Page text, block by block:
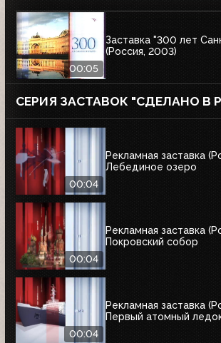
00:05
Заставка "300 лет
(Россия, 2003)
СЕРИЯ ЗАСТАВОК "СДЕЛАНО В
00:04
Рекламная заставка
Лебединое озеро
00:04
Рекламная заставка
Покровский собор
00:04
Рекламная заставка
Первый атомный